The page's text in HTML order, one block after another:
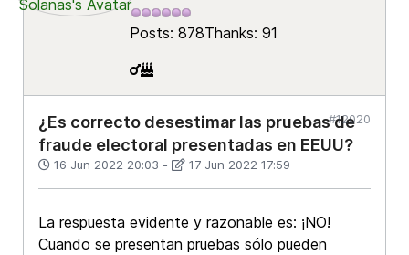
Posts: 878Thanks: 91
¿Es correcto desestimar las pruebas de
fraude electoral presentadas en EEUU?
16 Jun 2022 20:03 - 17 Jun 2022 17:59
#12020
La respuesta evidente y razonable es: ¡NO!
Cuando se presentan pruebas sólo pueden